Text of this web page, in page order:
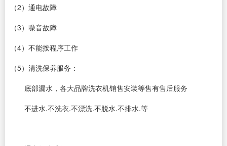
（2）通电故障
（3）噪音故障
（4）不能按程序工作
（5）清洗保养服务：
底部漏水，各大品牌洗衣机销售安装等售有售后服务
不进水.不洗衣.不漂洗.不脱水.不排水.等